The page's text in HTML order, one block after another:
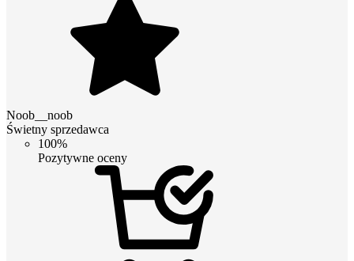
Noob__noob
Świetny sprzedawca
100%
Pozytywne oceny